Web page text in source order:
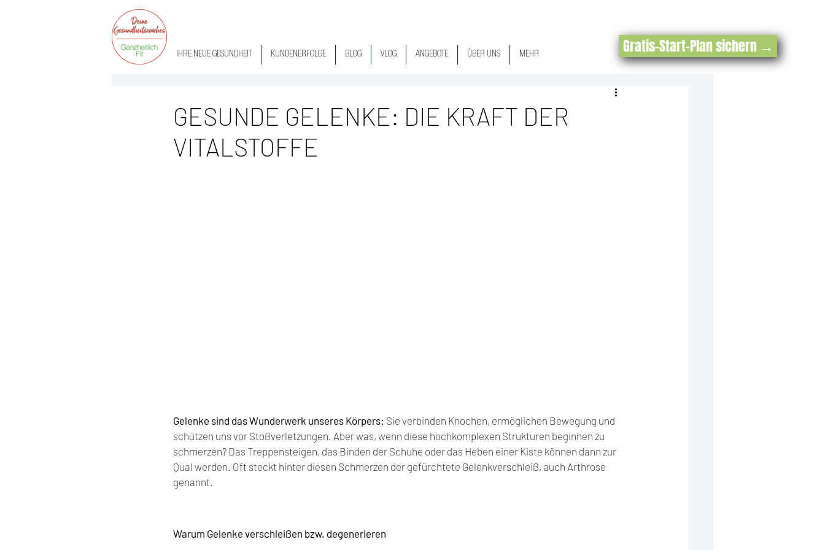
IHRE NEUE GESUNDHEIT KUNDENERFOLGE BLOG VLOG ANGEBOTE ÜBER UNS MEHR Gratis-Start-Plan sichern →
GESUNDE GELENKE: DIE KRAFT DER
VITALSTOFFE
Gelenke sind das Wunderwerk unseres Körpers: Sie verbinden Knochen, ermöglichen Bewegung und
schützen uns vor Stoßverletzungen. Aber was, wenn diese hochkomplexen Strukturen beginnen zu
schmerzen? Das Treppensteigen, das Binden der Schuhe oder das Heben einer Kiste können dann zur
Qual werden. Oft steckt hinter diesen Schmerzen der gefürchtete Gelenkverschleiß, auch Arthrose
genannt.
Warum Gelenke verschleißen bzw. degenerieren